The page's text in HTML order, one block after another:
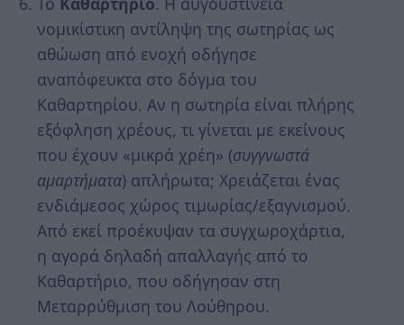
νομικίστικη αντίληψη της σωτηρίας ως
αθώωση από ενοχή οδήγησε
αναπόφευκτα στο δόγμα του
Καθαρτηρίου. Αν η σωτηρία είναι πλήρης
εξόφληση χρέους, τι γίνεται με εκείνους
που έχουν «μικρά χρέη» (συγγνωστά
αμαρτήματα) απλήρωτα; Χρειάζεται ένας
ενδιάμεσος χώρος τιμωρίας/εξαγνισμού.
Από εκεί προέκυψαν τα συγχωροχάρτια,
η αγορά δηλαδή απαλλαγής από το
Καθαρτήριο, που οδήγησαν στη
Μεταρρύθμιση του Λούθηρου.